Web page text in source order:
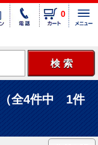
0
（全4件中 1件